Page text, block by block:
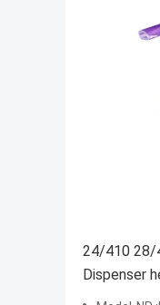
24/410 28/
Dispenser
Pomp voor